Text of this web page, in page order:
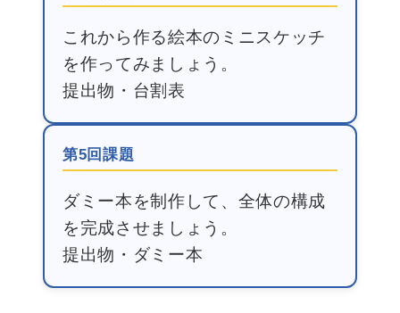
これから作る絵本のミニスケッチ
を作ってみましょう。
提出物・台割表
第5回課題
ダミー本を制作して、全体の構成
を完成させましょう。
提出物・ダミー本